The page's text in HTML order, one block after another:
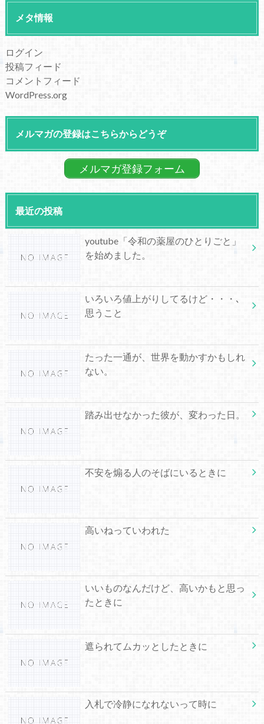
メタ情報
ログイン
投稿フィード
コメントフィード
WordPress.org
メルマガの登録はこちらからどうぞ
メルマガ登録フォーム
最近の投稿
youtube「令和の薬屋のひとりごと」
を始めました。
いろいろ値上がりしてるけど・・・､
思うこと
たった一通が、世界を動かすかもしれ
ない。
踏み出せなかった彼が、変わった日。
不安を煽る人のそばにいるときに
高いねっていわれた
いいものなんだけど、高いかもと思っ
たときに
遮られてムカッとしたときに
入札で冷静になれないって時に